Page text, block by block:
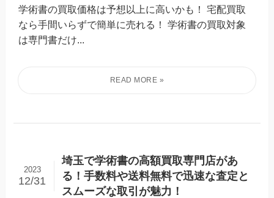
学術書の買取価格は予想以上に高いかも！ 宅配買取
なら手間いらずで簡単に売れる！ 学術書の買取対象
は専門書だけ...
埼玉で学術書の高額買取専門店があ
る！手数料や送料無料で迅速な査定と
スムーズな取引が魅力！
2023
12/31